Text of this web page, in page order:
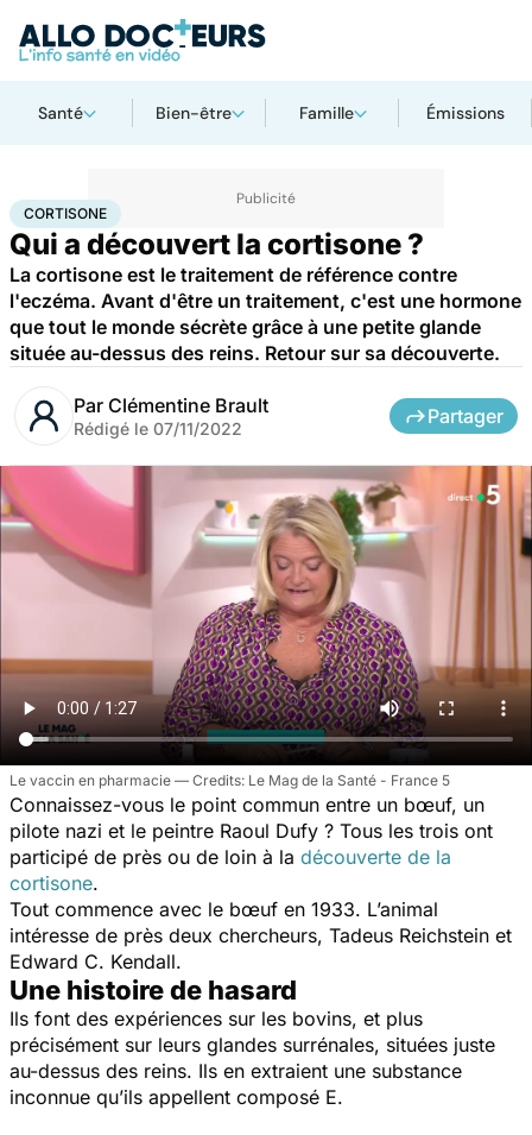
Santé Bien-être Famille Émissions
AccueilSanté Médicaments Cortisone
CORTISONE
Qui a découvert la cortisone ?
La cortisone est le traitement de référence contre
l'eczéma. Avant d'être un traitement, c'est une hormone
que tout le monde sécrète grâce à une petite glande
située au-dessus des reins. Retour sur sa découverte.
Par Clémentine Brault
Rédigé le 07/11/2022
Partager
Le vaccin en pharmacie Le Mag de la Santé - France 5
Connaissez-vous le point commun entre un bœuf, un
pilote nazi et le peintre Raoul Dufy ? Tous les trois ont
participé de près ou de loin à la découverte de la
cortisone.
Tout commence avec le bœuf en 1933. L’animal
intéresse de près deux chercheurs, Tadeus Reichstein et
Edward C. Kendall.
Une histoire de hasard
Ils font des expériences sur les bovins, et plus
précisément sur leurs glandes surrénales, situées juste
au-dessus des reins. Ils en extraient une substance
inconnue qu’ils appellent composé E.